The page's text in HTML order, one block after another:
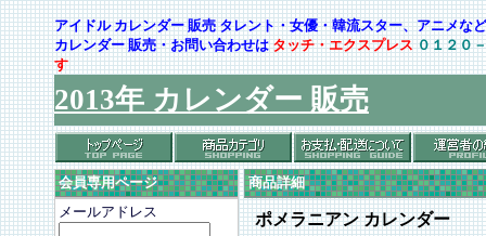
アイドル カレンダー 販売 タレント・女優・韓流スター、アニメ
カレンダー 販売・お問い合わせはタッチ・エクスプレス ０１２０
す
2013年 カレンダー 販売
会員専用ページ
メールアドレス
商品詳細
ポメラニアン カレンダー